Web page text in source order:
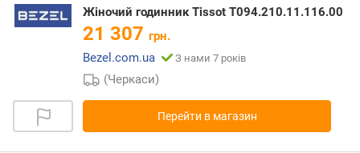
Жіночий годинник Tissot T094.210.11.116.00
21 307 грн.
Bezel.com.ua
З нами 7 років
(Черкаси)
Перейти в магазин